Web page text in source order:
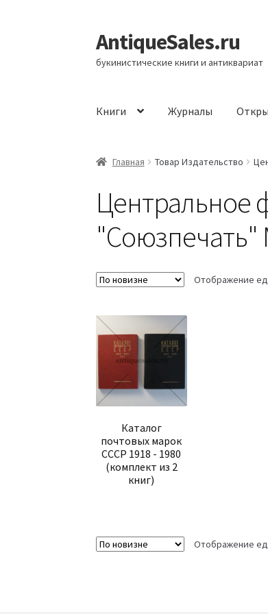
Перейти
к
навигации
Перейти
к
содержимому
AntiqueSales.ru
букинистические книги и антиквариат
Книги Журналы
ГлавнаяГлавная Товар Издательство
Центральное
"Союзпечать"
Отображение
Каталог
почтовых марок
СССР 1918 - 1980
(комплект из 2
книг)
Отображение